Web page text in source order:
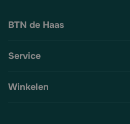
BTN de Haas
Service
Winkelen